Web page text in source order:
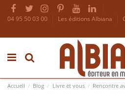
04 95 50 03 00 Les éditions Albiana
Accueil Blog Livre et vous Rencontre